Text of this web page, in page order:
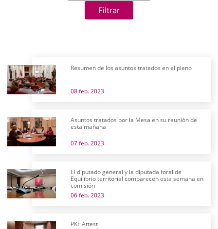
Filtrar
Resumen de los asuntos tratados en el pleno
08 feb. 2023
Asuntos tratados por la Mesa en su reunión de
esta mañana
07 feb. 2023
El diputado general y la diputada foral de
Equilibrio territorial comparecen esta semana en
comisión
06 feb. 2023
PKF Attest